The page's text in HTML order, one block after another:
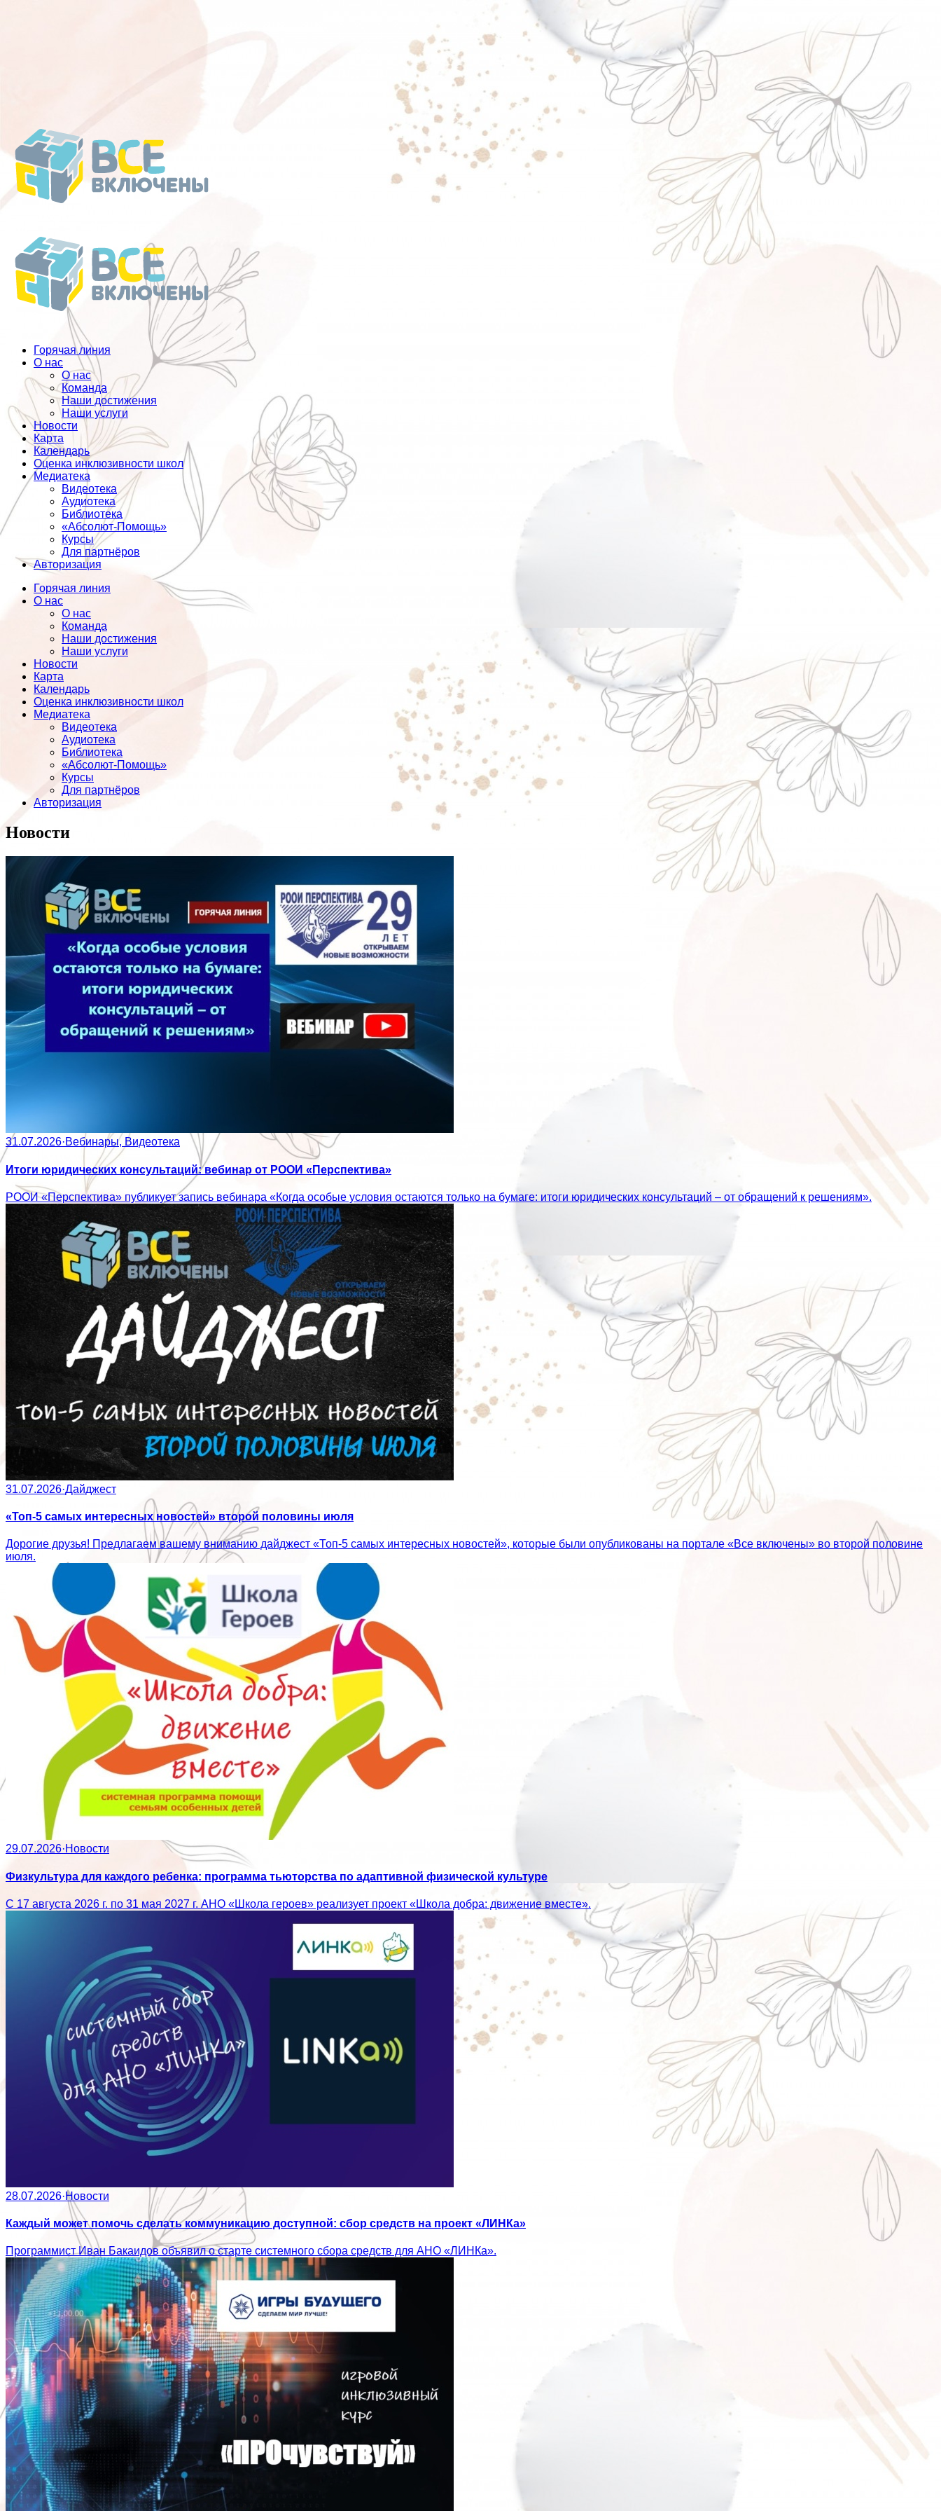
Горячая линия
О нас
О нас
Команда
Наши достижения
Наши услуги
Новости
Карта
Календарь
Оценка инклюзивности школ
Медиатека
Видеотека
Аудиотека
Библиотека
«Абсолют-Помощь»
Курсы
Для партнёров
Авторизация
Горячая линия
О нас
О нас
Команда
Наши достижения
Наши услуги
Новости
Карта
Календарь
Оценка инклюзивности школ
Медиатека
Видеотека
Аудиотека
Библиотека
«Абсолют-Помощь»
Курсы
Для партнёров
Авторизация
Новости
31.07.2026·Вебинары, Видеотека
Итоги юридических консультаций: вебинар от РООИ «Перспектива»
РООИ «Перспектива» публикует запись вебинара «Когда особые условия остаются только на бумаге: итоги юридических консультаций – от обращений к решениям».
31.07.2026·Дайджест
«Топ-5 самых интересных новостей» второй половины июля
Дорогие друзья! Предлагаем вашему вниманию дайджест «Топ-5 самых интересных новостей», которые были опубликованы на портале «Все включены» во второй половине
июля.
29.07.2026·Новости
Физкультура для каждого ребенка: программа тьюторства по адаптивной физической культуре
С 17 августа 2026 г. по 31 мая 2027 г. АНО «Школа героев» реализует проект «Школа добра: движение вместе».
28.07.2026·Новости
Каждый может помочь сделать коммуникацию доступной: сбор средств на проект «ЛИНКа»
Программист Иван Бакаидов объявил о старте системного сбора средств для АНО «ЛИНКа».